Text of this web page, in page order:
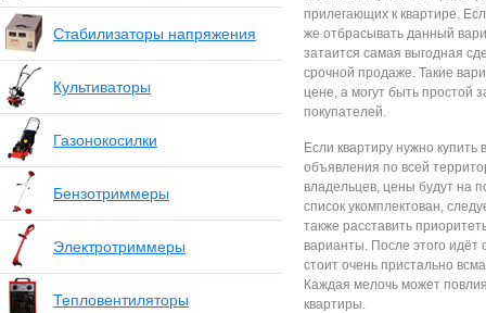
Стабилизаторы напряжения
Культиваторы
Газонокосилки
Бензотриммеры
Электротриммеры
Тепловентиляторы
прилегающих к квартире.
же отбрасывать данный
затаится самая выгодная
срочной продаже. Такие
цене, а могут быть простой
покупателей.
Если квартиру нужно
объявления по всей
владельцев, цены будут на
список укомплектован,
также расставить
варианты. После этого
стоит очень пристально
Каждая мелочь может
квартиры.